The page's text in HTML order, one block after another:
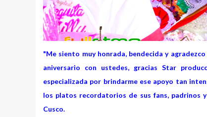
"Me siento muy honrada, bendecida y
aniversario con ustedes, gracias Star
especializada por brindarme ese apoyo tan
los platos recordatorios de sus fans, padrinos
Cusco.